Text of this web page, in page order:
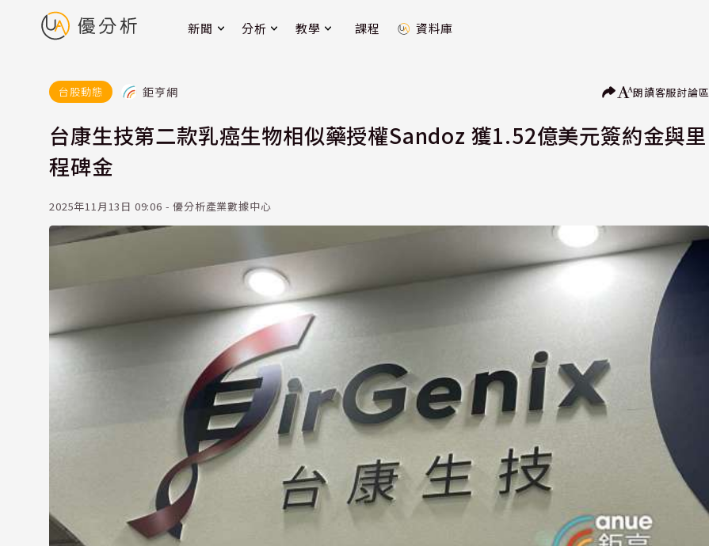
新聞 分析 教學 課程 資料庫
台股動態 鉅亨網 朗讀客服討論區
台康生技第二款乳癌生物相似藥授權Sandoz 獲1.52億美元簽約金與里
程碑金
2025年11月13日 09:06 - 優分析產業數據中心